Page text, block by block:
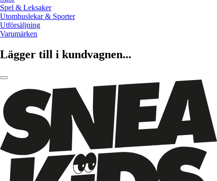
Spel & Leksaker
Utomhuslekar & Sporter
Utförsäljning
Varumärken
Lägger till i kundvagnen...